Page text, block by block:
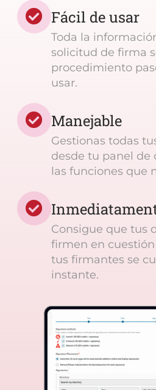
Fácil de usar
Toda la
solicitud de firma
procedimiento
usar.
Manejable
Gestionas todas
desde tu panel de
las funciones que
Consigue que tus
firmen en
tus firmantes se
instante.